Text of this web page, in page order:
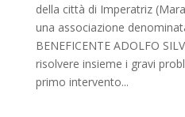
della città di Imperatriz
una associazione
BENEFICENTE ADOLFO
risolvere insieme i gravi
primo intervento...